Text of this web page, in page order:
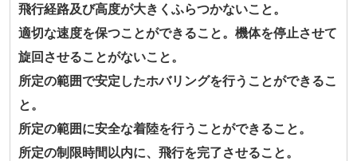
飛行経路及び高度が大きくふらつかないこと。
適切な速度を保つことができること。機体を停止させて
旋回させることがないこと。
所定の範囲で安定したホバリングを行うことができるこ
と。
所定の範囲に安全な着陸を行うことができること。
所定の制限時間以内に、飛行を完了させること。